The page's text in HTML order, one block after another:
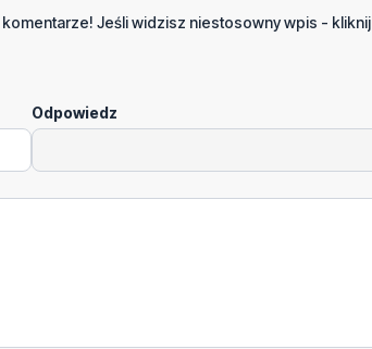
Jeśli widzisz niestosowny wpis - kliknij
Odpowiedz